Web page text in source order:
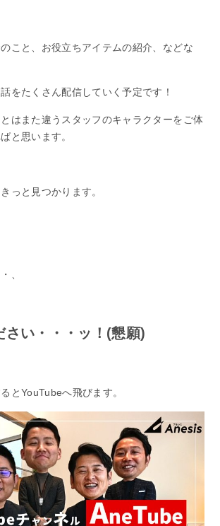
こと、お役立ちアイテムの紹介、などな
をたくさん配信していく予定です！
はまた違うスタッフのキャラクターをご体
と思います。
っと見つかります。
、
さい・・・ッ！(懇願)
とYouTubeへ飛びます。